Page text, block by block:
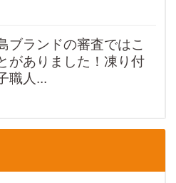
ブランドの審査ではこ
がありました！凍り付
職人...